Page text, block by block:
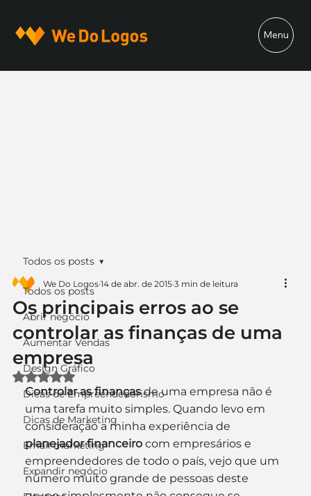
Menu
Todos os posts
Abrir negócio
Aumentar Vendas
Design Gráfico
Dicas de Empreendedorismo
Dicas de Marketing
Email marketing
Expandir negócio
Todos os posts
Os principais erros ao se
controlar as finanças de uma
empresa
We Do Logos 14 de abr. de 2015 3 min de leitura
Avaliado com NaN de 5 estrelas.
Controlar as finanças de uma empresa não é
uma tarefa muito simples. Quando levo em
consideração a minha experiência de
planejador financeiro com empresários e
empreendedores de todo o país, vejo que um
número muito grande de pessoas deste